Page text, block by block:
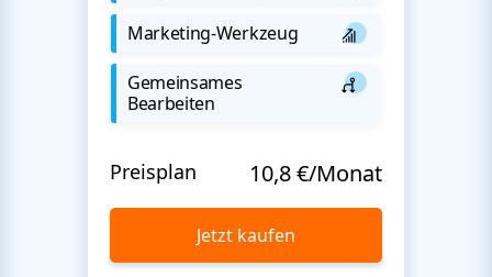
Marketing-Werkzeug
Gemeinsames
Bearbeiten
Preisplan 10,8 €/Monat
Jetzt kaufen